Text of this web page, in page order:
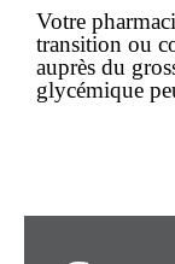
Votre
transition ou
auprès du
glycémique